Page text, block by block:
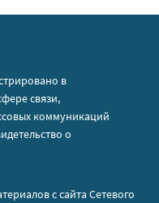
в
связи,
коммуникаций
о
с сайта Сетевого